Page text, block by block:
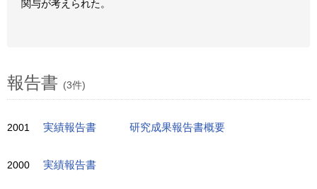
関与が考えられた。
報告書 (3件)
2001 実績報告書 研究成果報告書概要
2000 実績報告書